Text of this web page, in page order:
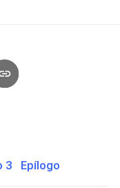
3 Epílogo